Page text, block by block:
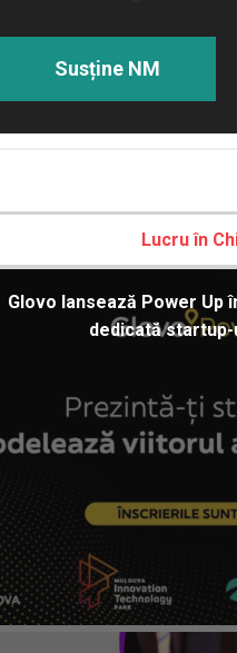
Susține NM
Lucru în
Glovo lansează Power Up
dedicată